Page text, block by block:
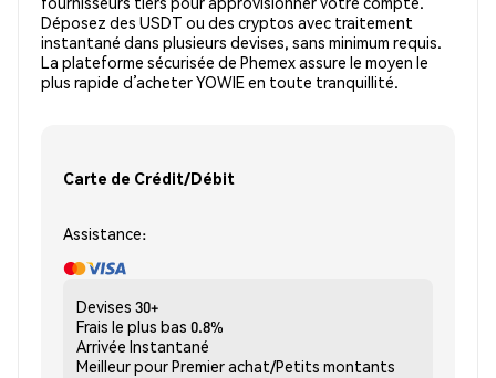
Déposez des USDT ou des cryptos avec traitement
instantané dans plusieurs devises, sans minimum requis.
La plateforme sécurisée de Phemex assure le moyen le
plus rapide d’acheter YOWIE en toute tranquillité.
Carte de Crédit/Débit
Assistance:
Devises 30+
Frais le plus bas 0.8%
Arrivée Instantané
Meilleur pourPremier achat/Petits montants